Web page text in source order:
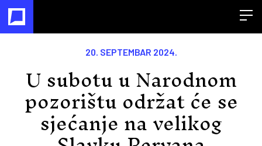
20. SEPTEMBAR 2024.
U subotu u Narodnom
pozorištu održat će se
sjećanje na velikog